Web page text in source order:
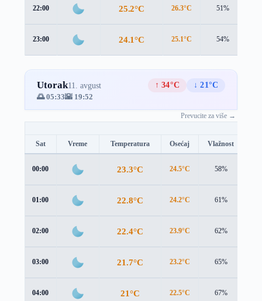
22:00 25.2°C 26.3°C 51%
23:00 24.1°C 25.1°C 54%
Utorak11. avgust ↑ 34°C
↓ 21°C
🌅 05:33🌇 19:52
Prevucite za više →
Sat Vreme Temperatura Osećaj Vlažnost
00:00 23.3°C 24.5°C 58%
01:00 22.8°C 24.2°C 61%
02:00 22.4°C 23.9°C 62%
03:00 21.7°C 23.2°C 65%
04:00 21°C 22.5°C 67%